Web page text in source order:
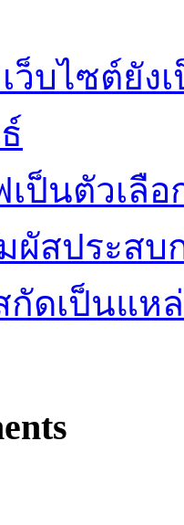
บไซต์ยัง
ป็นตัวเลือ
ผัสประสบ
กัดเป็นแห